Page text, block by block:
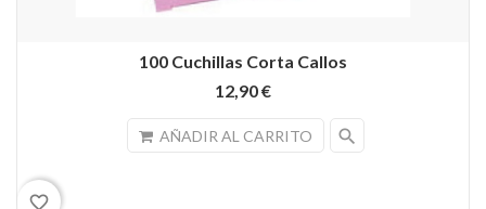
100 Cuchillas Corta Callos
12,90 €
AÑADIR AL CARRITO search
favorite_border